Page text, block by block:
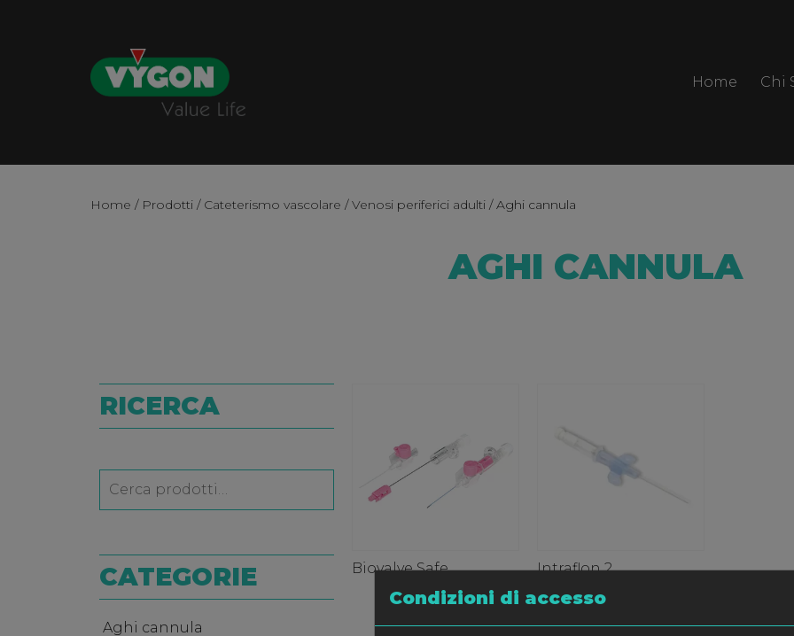
Condizioni di accesso
Home Chi
Home / Prodotti / Cateterismo vascolare /Venosi periferici adulti / Aghi cannula
AGHI CANNULA
Biovalve Safe Intraflon 2
RICERCA
CATEGORIE
Aghi cannula